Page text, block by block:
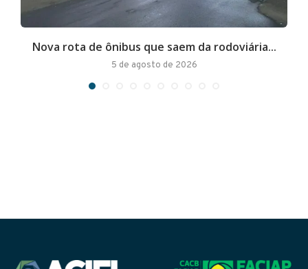
Nova rota de ônibus que saem da rodoviária...
5 de agosto de 2026